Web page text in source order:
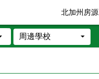
北加州房源
周邊學校